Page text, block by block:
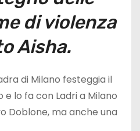
di violenza
Aisha.
di Milano festeggia il
lo fa con Ladri a Milano
Doblone, ma anche una